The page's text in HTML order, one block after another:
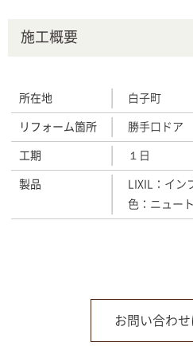
施工概要
所在地 白子町
リフォーム箇所 勝手口ドア
工期 １日
製品
LIXIL：イン
色：ニュー
お問い合わ